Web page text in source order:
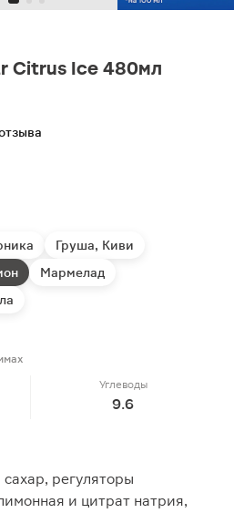
Citrus Ice 480мл
Груша, Киви
Мармелад
Углеводы
9.6
регуляторы
и цитрат натрия,